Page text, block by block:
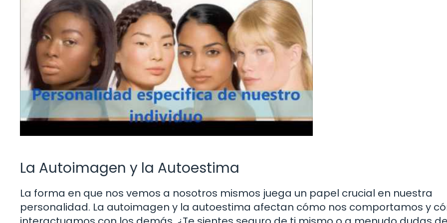
La Autoimagen y la Autoestima
La forma en que nos vemos a nosotros mismos juega un papel crucial en nuestra
personalidad. La autoimagen y la autoestima afectan cómo nos comportamos y